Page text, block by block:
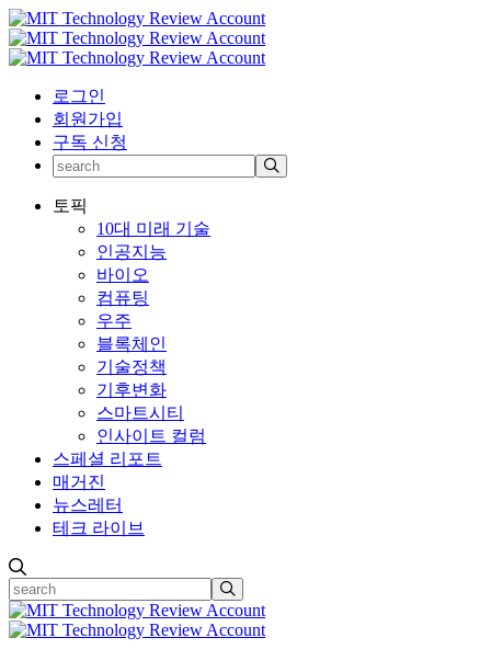
로그인
회원가입
구독 신청
토픽
10대 미래 기술
인공지능
바이오
컴퓨팅
우주
블록체인
기술정책
기후변화
스마트시티
인사이트 컬럼
스페셜 리포트
매거진
뉴스레터
테크 라이브